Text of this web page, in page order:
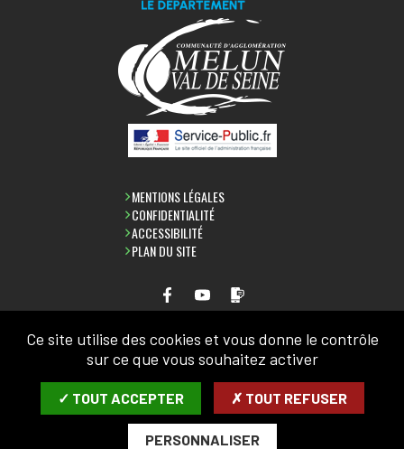
MENTIONS LÉGALES
CONFIDENTIALITÉ
ACCESSIBILITÉ
PLAN DU SITE
LETTRE D'INFORMATION
SAISIR VOTRE COURRIEL:
Ce site utilise des cookies et vous donne le contrôle
sur ce que vous souhaitez activer
✓ TOUT ACCEPTER ✗ TOUT REFUSER
PERSONNALISER